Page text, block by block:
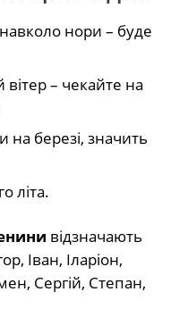
нори – буде
– чекайте на
березі, значить
літа.
відзначають
Іван, Іларіон,
Сергій, Степан,